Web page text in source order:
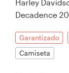
Harley
Decadence
Garantizado
Camiseta